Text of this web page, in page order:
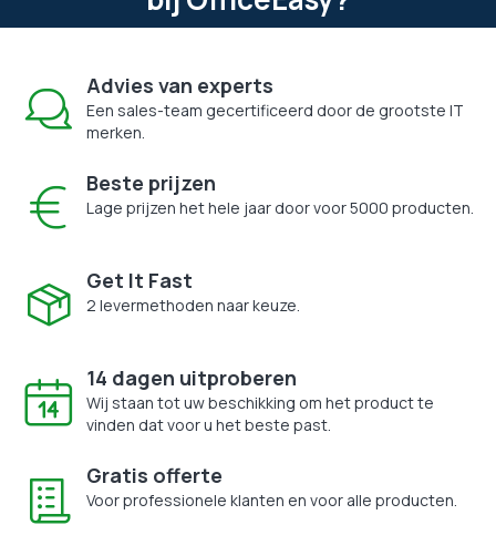
Advies van experts
Een sales-team gecertificeerd door de grootste IT
merken.
Beste prijzen
Lage prijzen het hele jaar door voor 5000 producten.
Get It Fast
2 levermethoden naar keuze.
14 dagen uitproberen
Wij staan tot uw beschikking om het product te
vinden dat voor u het beste past.
Gratis offerte
Voor professionele klanten en voor alle producten.